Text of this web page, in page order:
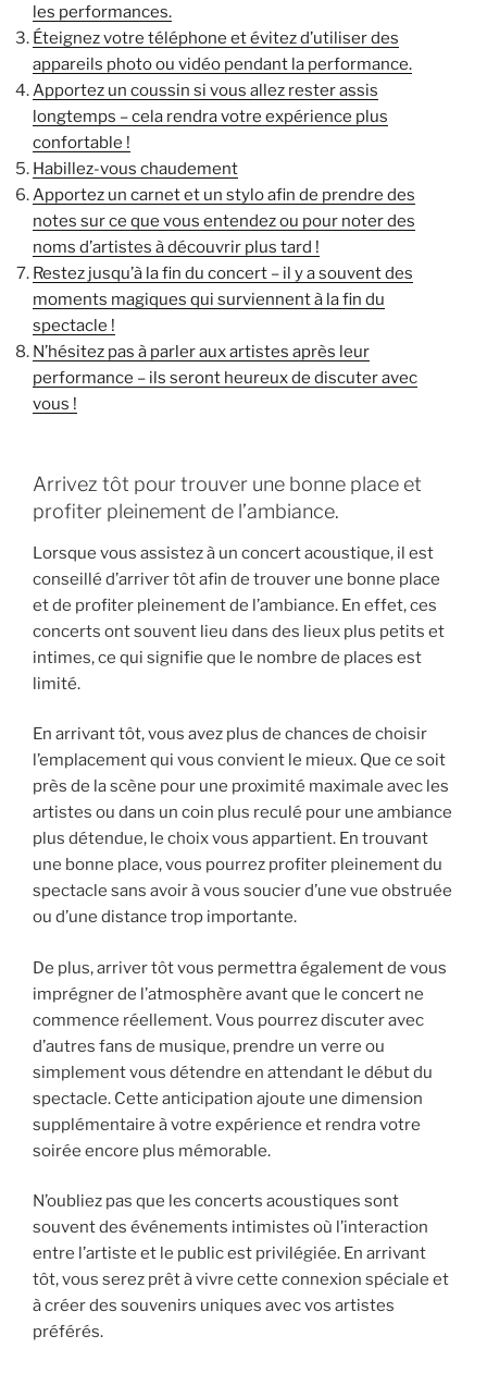
les performances.
Éteignez votre téléphone et évitez d’utiliser des
appareils photo ou vidéo pendant la performance.
Apportez un coussin si vous allez rester assis
longtemps – cela rendra votre expérience plus
confortable !
Habillez-vous chaudement
Apportez un carnet et un stylo afin de prendre des
notes sur ce que vous entendez ou pour noter des
noms d’artistes à découvrir plus tard !
Restez jusqu’à la fin du concert – il y a souvent des
moments magiques qui surviennent à la fin du
spectacle !
N’hésitez pas à parler aux artistes après leur
performance – ils seront heureux de discuter avec
vous !
Arrivez tôt pour trouver une bonne place et
profiter pleinement de l’ambiance.
Lorsque vous assistez à un concert acoustique, il est
conseillé d’arriver tôt afin de trouver une bonne place
et de profiter pleinement de l’ambiance. En effet, ces
concerts ont souvent lieu dans des lieux plus petits et
intimes, ce qui signifie que le nombre de places est
limité.
En arrivant tôt, vous avez plus de chances de choisir
l’emplacement qui vous convient le mieux. Que ce soit
près de la scène pour une proximité maximale avec les
artistes ou dans un coin plus reculé pour une ambiance
plus détendue, le choix vous appartient. En trouvant
une bonne place, vous pourrez profiter pleinement du
spectacle sans avoir à vous soucier d’une vue obstruée
ou d’une distance trop importante.
De plus, arriver tôt vous permettra également de vous
imprégner de l’atmosphère avant que le concert ne
commence réellement. Vous pourrez discuter avec
d’autres fans de musique, prendre un verre ou
simplement vous détendre en attendant le début du
spectacle. Cette anticipation ajoute une dimension
supplémentaire à votre expérience et rendra votre
soirée encore plus mémorable.
N’oubliez pas que les concerts acoustiques sont
souvent des événements intimistes où l’interaction
entre l’artiste et le public est privilégiée. En arrivant
tôt, vous serez prêt à vivre cette connexion spéciale et
à créer des souvenirs uniques avec vos artistes
préférés.